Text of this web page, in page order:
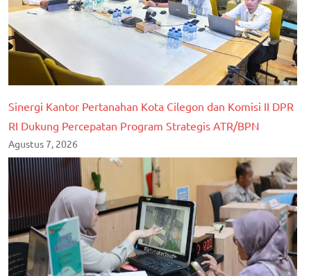
Sinergi Kantor Pertanahan Kota Cilegon dan Komisi II DPR
RI Dukung Percepatan Program Strategis ATR/BPN
Agustus 7, 2026